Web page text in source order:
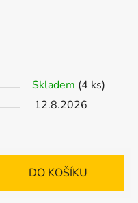
Skladem (4 ks)
12.8.2026
DO KOŠÍKU